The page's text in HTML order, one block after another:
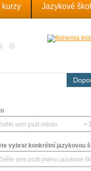
kurzy Jazykové
vybrat konkrétní jazykovou